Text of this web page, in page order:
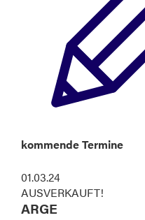
kommende Termine
01.03.24
AUSVERKAUFT!
ARGE